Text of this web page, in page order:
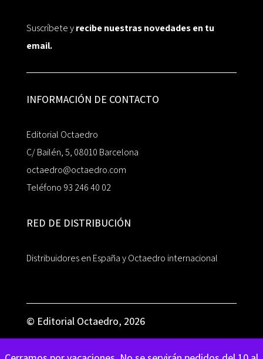
Suscríbete yrecibe nuestras novedades en tu
email.
INFORMACIÓN DE CONTACTO
Editorial Octaedro
C/ Bailén, 5, 08010 Barcelona
octaedro@octaedro.com
Teléfono 93 246 40 02
RED DE DISTRIBUCIÓN
Distribuidores en España y Octaedro internacional
© Editorial Octaedro, 2026